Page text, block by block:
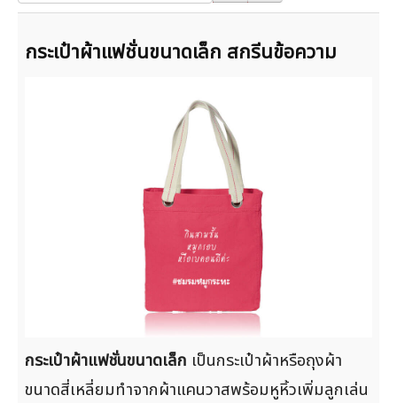
กระเป๋าผ้าแฟชั่นขนาดเล็ก สกรีนข้อความ
กระเป๋าผ้าแฟชั่นขนาดเล็ก เป็นกระเป๋าผ้าหรือถุงผ้า
ขนาดสี่เหลี่ยมทำจากผ้าแคนวาสพร้อมหูหิ้วเพิ่มลูกเล่น